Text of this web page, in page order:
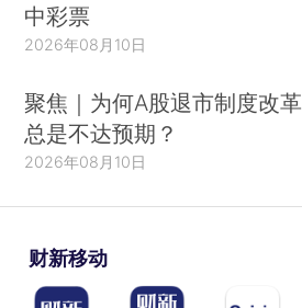
中彩票
2026年08月10日
聚焦｜为何A股退市制度改革
总是不达预期？
2026年08月10日
财新移动